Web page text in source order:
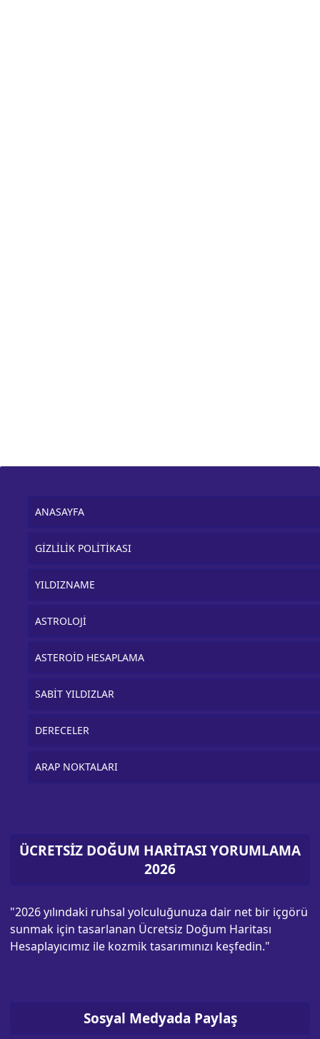
ANASAYFA
GİZLİLİK POLİTİKASI
YILDIZNAME
ASTROLOJİ
ASTEROİD HESAPLAMA
SABİT YILDIZLAR
DERECELER
ARAP NOKTALARI
ÜCRETSİZ DOĞUM HARİTASI YORUMLAMA
2026
"2026 yılındaki ruhsal yolculuğunuza dair net bir içgörü
sunmak için tasarlanan Ücretsiz Doğum Haritası
Hesaplayıcımız ile kozmik tasarımınızı keşfedin."
Sosyal Medyada Paylaş